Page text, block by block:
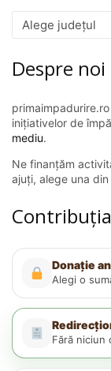
Despre noi
inițiativelor de
mediu.
Ne finanțăm
ajuți, alege una
Donație
Alegi o
Fără